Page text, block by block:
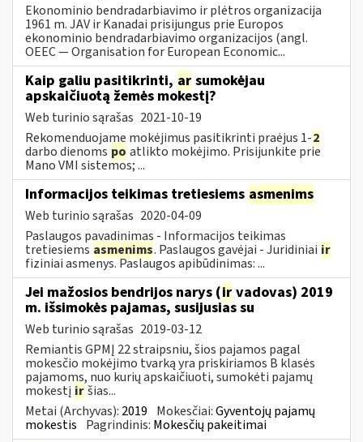
Ekonominio bendradarbiavimo ir plėtros organizacija
1961 m. JAV ir Kanadai prisijungus prie Europos
ekonominio bendradarbiavimo organizacijos (angl.
OEEC — Organisation for European Economic...
Kaip galiu pasitikrinti, ar sumokėjau
apskaičiuotą žemės mokestį?
Web turinio sąrašas 2021-10-19
Rekomenduojame mokėjimus pasitikrinti praėjus 1-2
darbo dienoms po atlikto mokėjimo. Prisijunkite prie
Mano VMI sistemos; ...
Informacijos teikimas tretiesiems asmenims
Web turinio sąrašas 2020-04-09
Paslaugos pavadinimas - Informacijos teikimas
tretiesiems asmenims. Paslaugos gavėjai - Juridiniai ir
fiziniai asmenys. Paslaugos apibūdinimas: ...
Jei mažosios bendrijos narys (ir vadovas) 2019
m. išsimokės pajamas, susijusias su
Web turinio sąrašas 2019-03-12
Remiantis GPMĮ 22 straipsniu, šios pajamos pagal
mokesčio mokėjimo tvarką yra priskiriamos B klasės
pajamoms, nuo kurių apskaičiuoti, sumokėti pajamų
mokestį iršias...
Metai (Archyvas): 2019 Mokesčiai:Gyventojų pajamų
mokestis Pagrindinis: Mokesčių pakeitimai